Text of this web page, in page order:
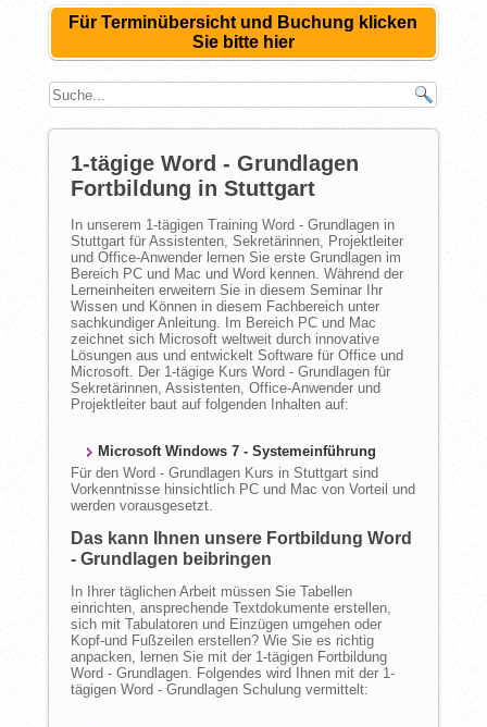
Für Terminübersicht und Buchung klicken
Sie bitte hier
1-tägige Word - Grundlagen
Fortbildung in Stuttgart
In unserem 1-tägigen Training Word - Grundlagen in
Stuttgart für Assistenten, Sekretärinnen, Projektleiter
und Office-Anwender lernen Sie erste Grundlagen im
Bereich PC und Mac und Word kennen. Während der
Lerneinheiten erweitern Sie in diesem Seminar Ihr
Wissen und Können in diesem Fachbereich unter
sachkundiger Anleitung. Im Bereich PC und Mac
zeichnet sich Microsoft weltweit durch innovative
Lösungen aus und entwickelt Software für Office und
Microsoft. Der 1-tägige Kurs Word - Grundlagen für
Sekretärinnen, Assistenten, Office-Anwender und
Projektleiter baut auf folgenden Inhalten auf:
Microsoft Windows 7 - Systemeinführung
Für den Word - Grundlagen Kurs in Stuttgart sind
Vorkenntnisse hinsichtlich PC und Mac von Vorteil und
werden vorausgesetzt.
Das kann Ihnen unsere Fortbildung Word
- Grundlagen beibringen
In Ihrer täglichen Arbeit müssen Sie Tabellen
einrichten, ansprechende Textdokumente erstellen,
sich mit Tabulatoren und Einzügen umgehen oder
Kopf-und Fußzeilen erstellen? Wie Sie es richtig
anpacken, lernen Sie mit der 1-tägigen Fortbildung
Word - Grundlagen. Folgendes wird Ihnen mit der 1-
tägigen Word - Grundlagen Schulung vermittelt: